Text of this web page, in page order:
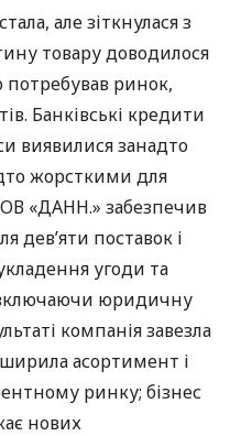
але зіткнулася з
товару доводилося
потребував ринок,
Банківські кредити
виявилися занадто
жорсткими для
«ДАНН.» забезпечив
дев’яти поставок і
угоди та
юридичну
компанія завезла
асортимент і
ринку; бізнес
нових